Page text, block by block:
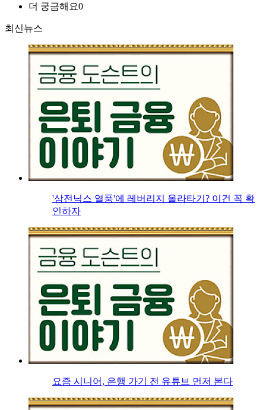
더 궁금해요0
최신뉴스
'삼전닉스 열풍'에 레버리지 올라타기? 이건 꼭 확
인하자
요즘 시니어, 은행 가기 전 유튜브 먼저 본다